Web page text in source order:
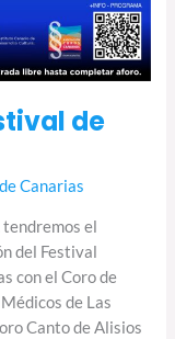
de
Canarias
tendremos el
del Festival
con el Coro de
de Las
Canto de Alisios